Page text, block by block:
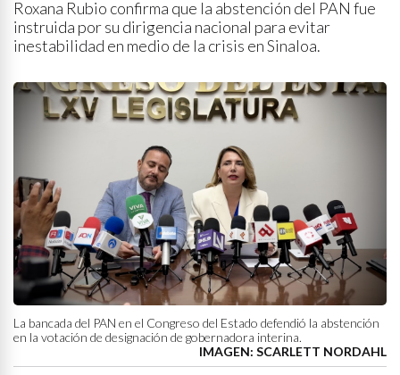
Roxana Rubio confirma que la abstención del PAN fue
instruida por su dirigencia nacional para evitar
inestabilidad en medio de la crisis en Sinaloa.
La bancada del PAN en el Congreso del Estado defendió la abstención
en la votación de designación de gobernadora interina.
IMAGEN: SCARLETT NORDAHL